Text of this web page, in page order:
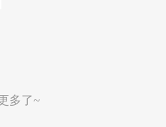
多了~